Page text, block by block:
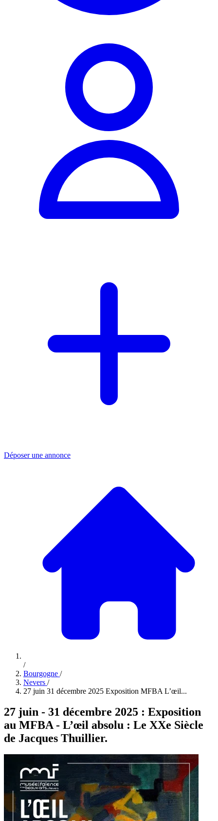
Déposer une annonce
/
Bourgogne /
Nevers /
27 juin 31 décembre 2025 Exposition MFBA L’œil...
27 juin - 31 décembre 2025 : Exposition
au MFBA - L’œil absolu : Le XXe Siècle
de Jacques Thuillier.